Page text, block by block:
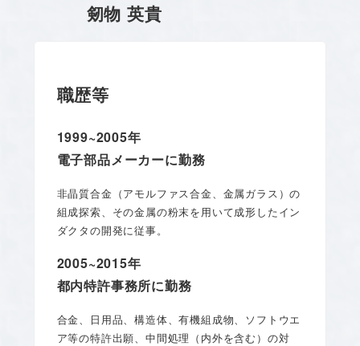
剱物 英貴
職歴等
1999~2005年
電子部品メーカーに勤務
非晶質合金（アモルファス合金、金属ガラス）の
組成探索、その金属の粉末を用いて成形したイン
ダクタの開発に従事。
2005~2015年
都内特許事務所に勤務
合金、日用品、構造体、有機組成物、ソフトウエ
ア等の特許出願、中間処理（内外を含む）の対